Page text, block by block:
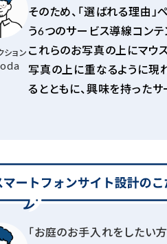
ション
そのため、「選ばれる理由」
う6つのサービス導線コンテ
これらのお写真の上にマウ
写真の上に重なるように現
るとともに、興味を持った
「お庭のお手入れをしたい